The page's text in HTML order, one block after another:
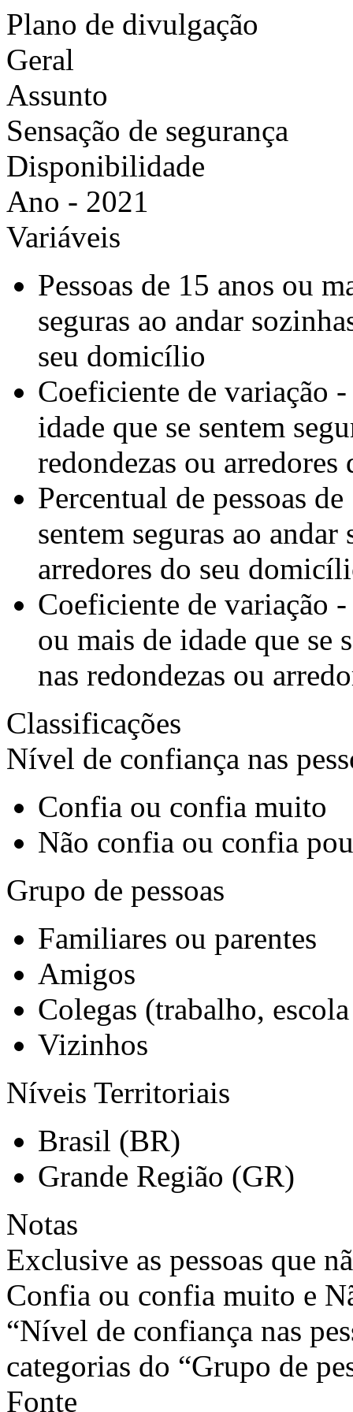
Plano de divulgação
Geral
Assunto
Sensação de segurança
Disponibilidade
Ano - 2021
Variáveis
Pessoas de 15 anos ou
seguras ao andar
seu domicílio
Coeficiente de variação -
idade que se sentem
redondezas ou
Percentual de pessoas
sentem seguras ao
arredores do seu
Coeficiente de variação -
ou mais de idade que se
nas redondezas ou
Classificações
Nível de confiança nas
Confia ou confia muito
Não confia ou confia
Grupo de pessoas
Familiares ou parentes
Amigos
Colegas (trabalho,
Vizinhos
Níveis Territoriais
Brasil (BR)
Grande Região (GR)
Notas
Exclusive as pessoas que
Confia ou confia muito e
“Nível de confiança nas
categorias do “Grupo de
Fonte